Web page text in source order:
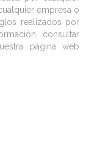
empresa o
realizados por
consultar
página web